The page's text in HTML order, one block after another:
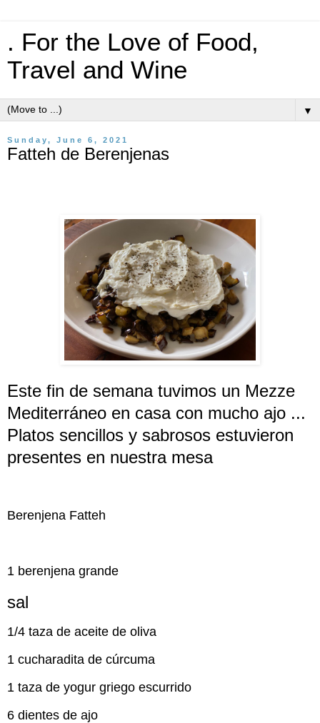
. For the Love of Food,
Travel and Wine
▼
Sunday, June 6, 2021
Fatteh de Berenjenas
Este fin de semana tuvimos un Mezze
Mediterráneo en casa con mucho ajo ...
Platos sencillos y sabrosos estuvieron
presentes en nuestra mesa
Berenjena Fatteh
1 berenjena grande
sal
1/4 taza de aceite de oliva
1 cucharadita de cúrcuma
1 taza de yogur griego escurrido
6 dientes de ajo